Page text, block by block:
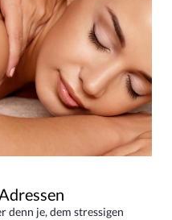
denn je, dem stressigen